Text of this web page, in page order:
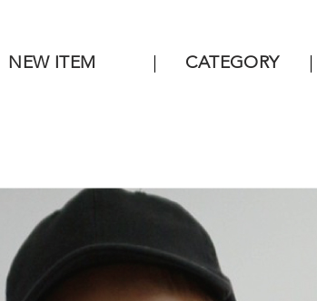
NEW ITEM CATEGORY